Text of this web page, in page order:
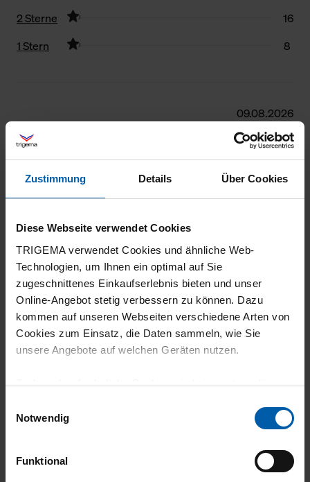
Zustimmung Details Über Cookies
Diese Webseite verwendet Cookies
TRIGEMA verwendet Cookies und ähnliche Web-
Technologien, um Ihnen ein optimal auf Sie
zugeschnittenes Einkaufserlebnis bieten und unser
Online-Angebot stetig verbessern zu können. Dazu
kommen auf unseren Webseiten verschiedene Arten von
Cookies zum Einsatz, die Daten sammeln, wie Sie
unsere Angebote auf welchen Geräten nutzen.
Technisch erforderliche Cookies sind eine notwendige
grundlegende Funktionen wie etwa zur Auswahl und
gewährleisten.
Notwendig
Funktional
2 Sterne
16
1 Stern
8
09.08.2026
Sehr gute Qualität
5
Sehr gute Qualität
5
Alles zufriedenstellend.